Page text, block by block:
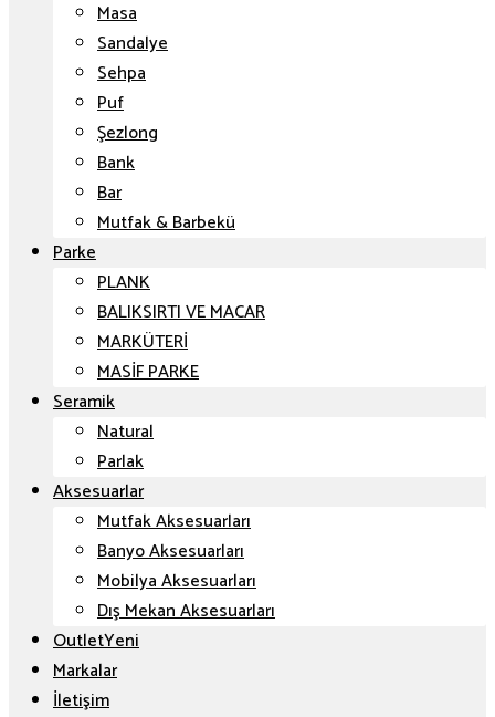
Masa
Sandalye
Sehpa
Puf
Şezlong
Bank
Bar
Mutfak & Barbekü
Parke
PLANK
BALIKSIRTI VE MACAR
MARKÜTERİ
MASİF PARKE
Seramik
Natural
Parlak
Aksesuarlar
Mutfak Aksesuarları
Banyo Aksesuarları
Mobilya Aksesuarları
Dış Mekan Aksesuarları
Outlet
Markalar
İletişim